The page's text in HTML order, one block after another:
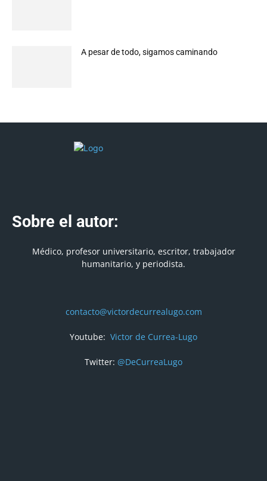
A pesar de todo, sigamos caminando
Sobre el autor:
Médico, profesor universitario, escritor, trabajador
humanitario, y periodista.
contacto@victordecurrealugo.com
Youtube: Victor de Currea-Lugo
Twitter: @DeCurreaLugo